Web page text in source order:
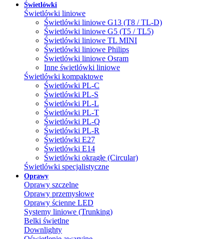
Świetlówki
Świetlówki liniowe
Świetlówki liniowe G13 (T8 / TL-D)
Świetlówki liniowe G5 (T5 / TL5)
Świetlówki liniowe TL MINI
Świetlówki liniowe Philips
Świetlówki liniowe Osram
Inne świetlówki liniowe
Świetlówki kompaktowe
Świetlówki PL-C
Świetlówki PL-S
Świetlówki PL-L
Świetlówki PL-T
Świetlówki PL-Q
Świetlówki PL-R
Świetlówki E27
Świetlówki E14
Świetlówki okrągłe (Circular)
Świetlówki specjalistyczne
Oprawy
Oprawy szczelne
Oprawy przemysłowe
Oprawy ścienne LED
Systemy liniowe (Trunking)
Belki świetlne
Downlighty